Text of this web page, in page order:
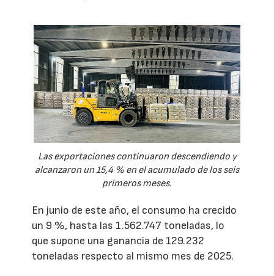
Las exportaciones continuaron descendiendo y
alcanzaron un 15,4 % en el acumulado de los seis
primeros meses.
En junio de este año, el consumo ha crecido
un 9 %, hasta las 1.562.747 toneladas, lo
que supone una ganancia de 129.232
toneladas respecto al mismo mes de 2025.